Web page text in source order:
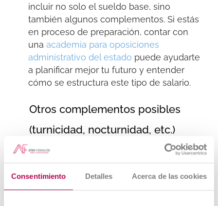
Consentimiento Detalles Acerca de las cookies
incluir no solo el sueldo base, sino
también algunos complementos. Si estás
en proceso de preparación, contar con
una academia para oposiciones
administrativo del estado puede ayudarte
a planificar mejor tu futuro y entender
cómo se estructura este tipo de salario.
Otros complementos posibles
(turnicidad, nocturnidad, etc.)
En algunos casos especiales, como si
trabajas por la noche o en turnos rotativos,
puedes recibir complementos adicionales.